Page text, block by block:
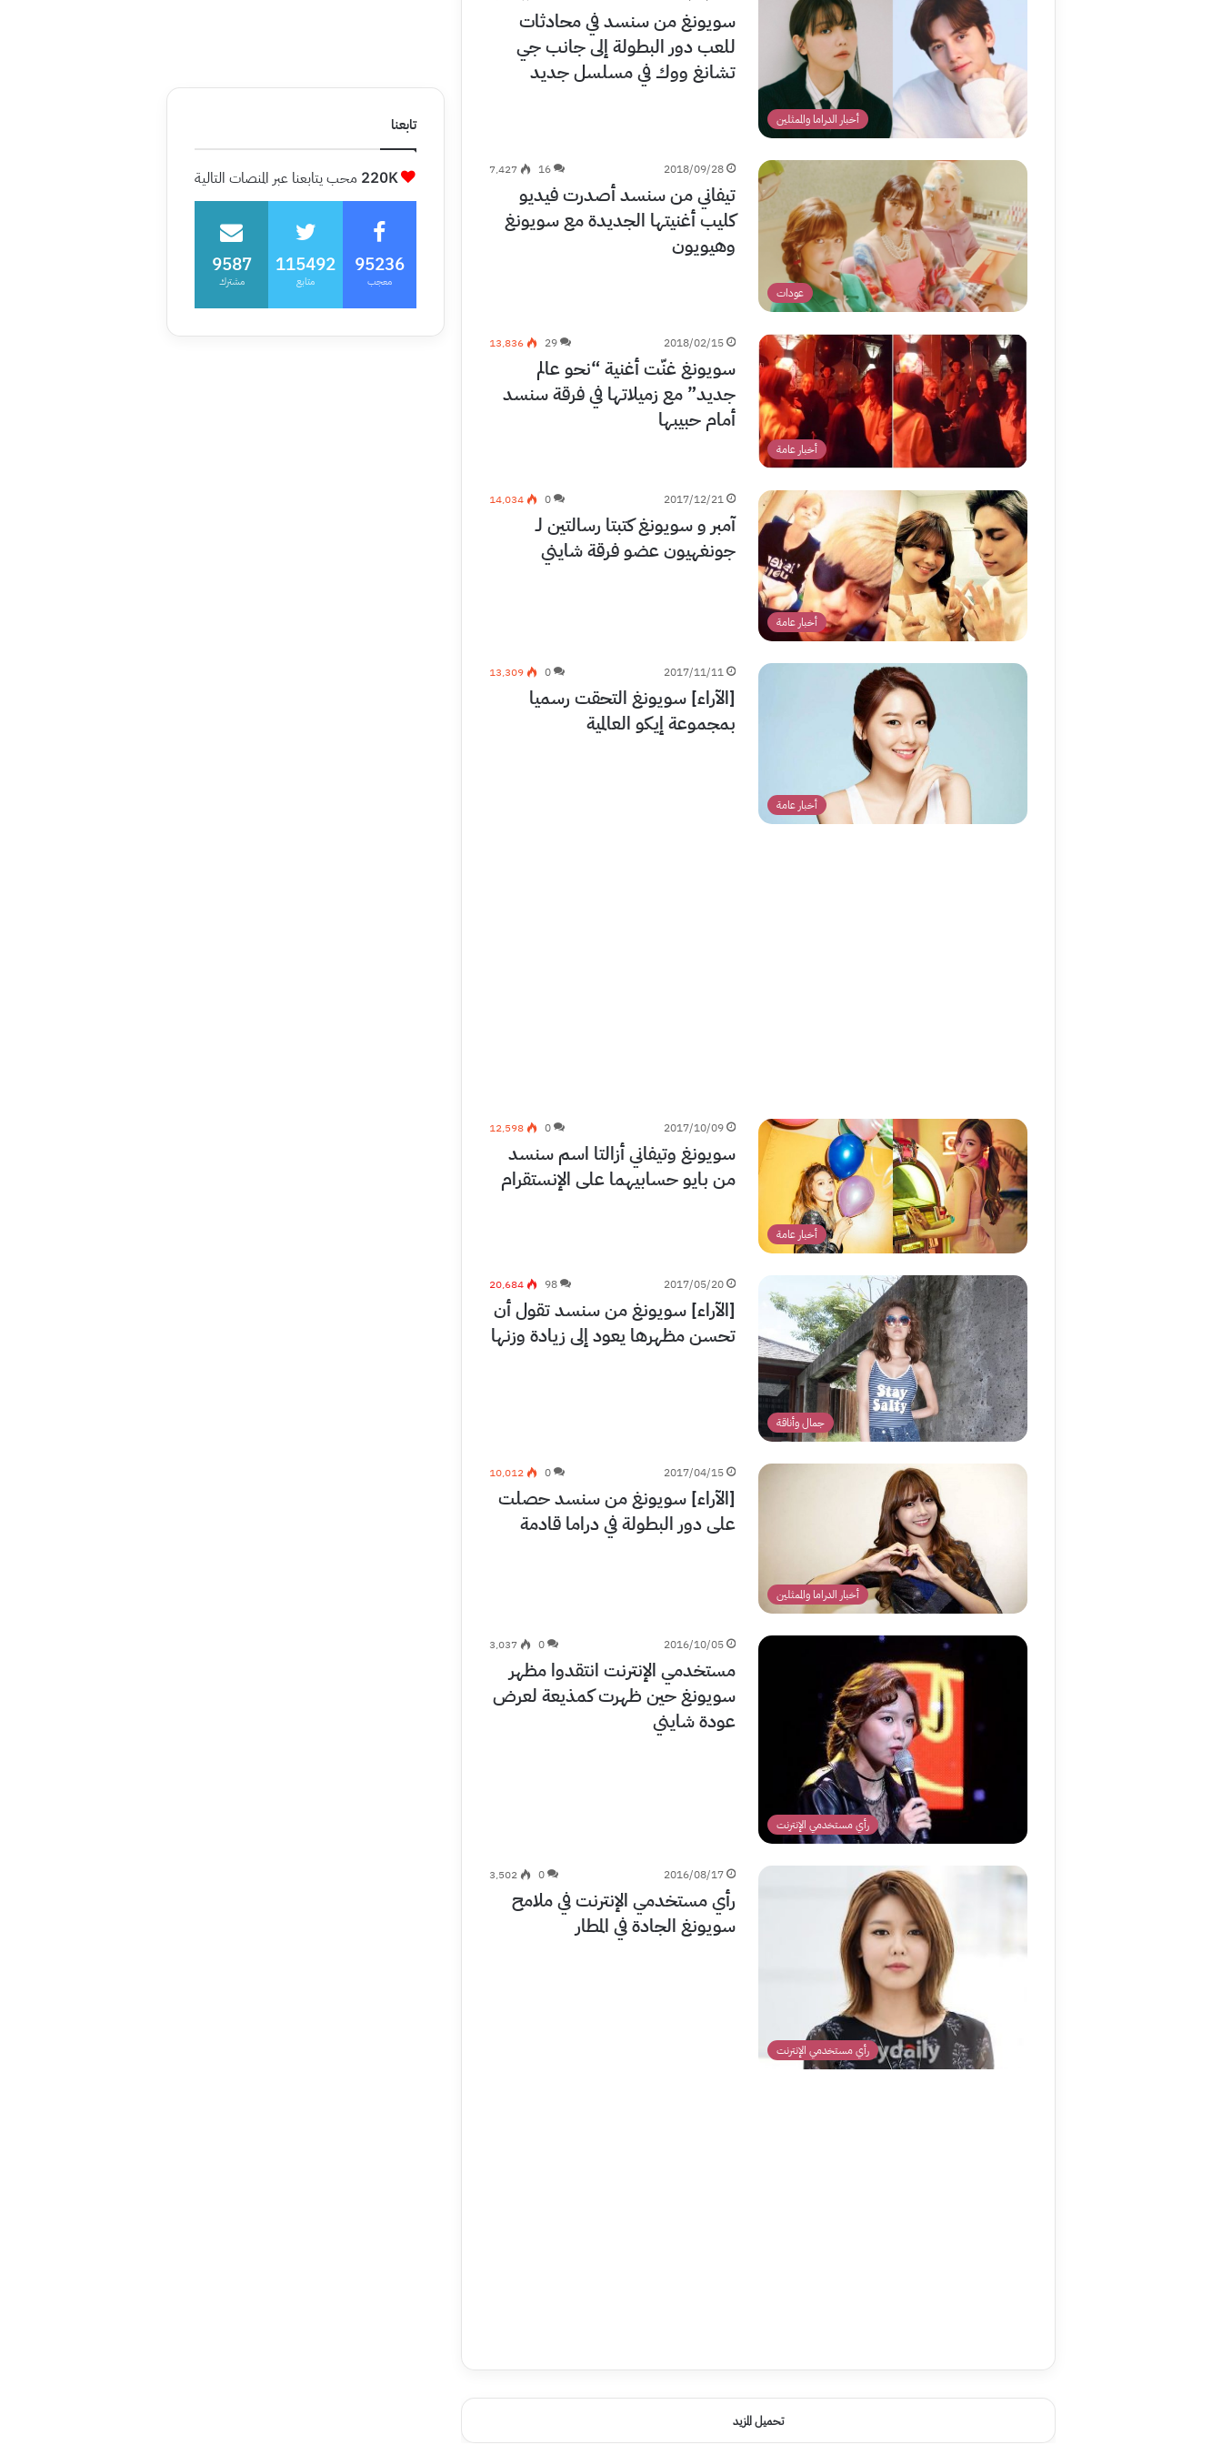
أخبار الدراما والممثلين
سويونغ من سنسد في محادثات
للعب دور البطولة إلى جانب جي
تشانغ ووك في مسلسل جديد
عودات
2018/09/28
16 7٬427
تيفاني من سنسد أصدرت فيديو
كليب أغنيتها الجديدة مع سويونغ
وهيويون
أخبار عامة
2018/02/15
29 13٬836
سويونغ غنّت أغنية “نحو عالم
جديد” مع زميلاتها في فرقة سنسد
أمام حبيبها
أخبار عامة
2017/12/21
0 14٬034
آمبر و سويونغ كتبتا رسالتين لـ
جونغهيون عضو فرقة شايني
أخبار عامة
2017/11/11
0 13٬309
[الآراء] سويونغ التحقت رسميا
بمجموعة إيكو العالمية
أخبار عامة
2017/10/09
0 12٬598
سويونغ وتيفاني أزالتا اسم سنسد
من بايو حسابيهما على الإنستقرام
جمال وأناقة
2017/05/20
98 20٬684
[الآراء] سويونغ من سنسد تقول أن
تحسن مظهرها يعود إلى زيادة وزنها
أخبار الدراما والممثلين
2017/04/15
0 10٬012
[الآراء] سويونغ من سنسد حصلت
على دور البطولة في دراما قادمة
رأي مستخدمي الإنترنت
2016/10/05
0 3٬037
مستخدمي الإنترنت انتقدوا مظهر
سويونغ حين ظهرت كمذيعة لعرض
عودة شايني
رأي مستخدمي الإنترنت
2016/08/17
0 3٬502
رأي مستخدمي الإنترنت في ملامح
سويونغ الجادة في المطار
تحميل المزيد
تابعنا
220K محب يتابعنا عبر المنصات التالية
95236
معجب
115492
متابع
9587
مشترك